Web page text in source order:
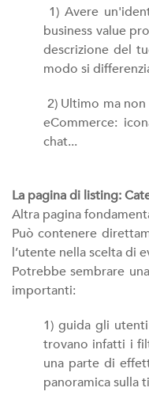
1) Avere
business value
descrizione del
modo si
2) Ultimo ma
eCommerce:
chat...
La pagina di listing:
Altra pagina
Può contenere
l’utente nella scelta di
Potrebbe sembrare
importanti:
1) guida gli
trovano infatti i
una parte di
panoramica sulla